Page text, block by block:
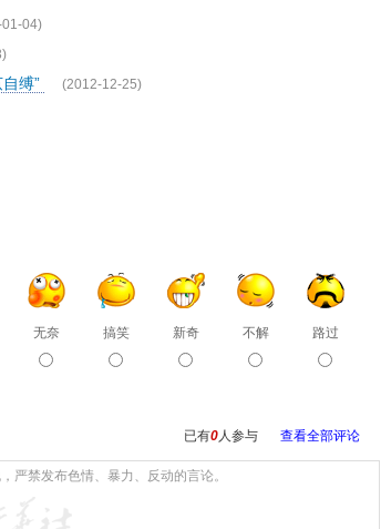
04)
缚” (2012-12-25)
无奈 搞笑 新奇 不解 路过
已有0人参与 查看全部评论